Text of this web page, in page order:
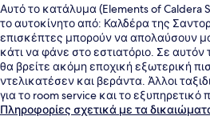
Αυτό το κατάλυμα (Elements of Caldera
το αυτοκίνητο από: Καλδέρα της
επισκέπτες μπορούν να απολαύσουν
κάτι να φάνε στο εστιατόριο. Σε
θα βρείτε ακόμη εποχική εξωτερική
ντελικατέσεν και βεράντα. Άλλοι
για το room service και το εξυπηρετικό
Πληροφορίες σχετικά με τα